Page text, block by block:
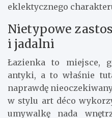
eklektycznego
Nietypowe
i jadalni
Łazienka to miejsce,
antyki, a to właśnie
naprawdę
w stylu art déco
umywalkę nada